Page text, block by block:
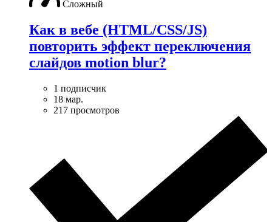
Сложный
Как в вебе (HTML/CSS/JS)
повторить эффект переключения
слайдов motion blur?
1 подписчик
18 мар.
217 просмотров